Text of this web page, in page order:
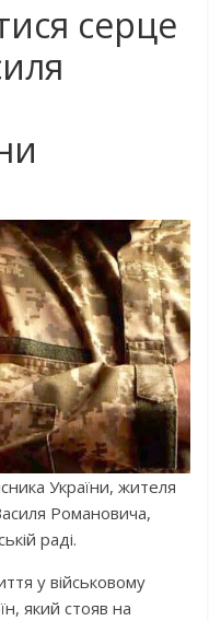
серце
України, жителя
Романовича,
раді.
у військовому
який стояв на